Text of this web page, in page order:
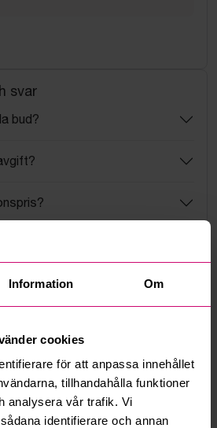
Information Om
cookies
för att anpassa innehållet
tillhandahålla funktioner
analysera vår trafik. Vi
identifierare och annan
svar
bud?
objekt?
frågor och svar